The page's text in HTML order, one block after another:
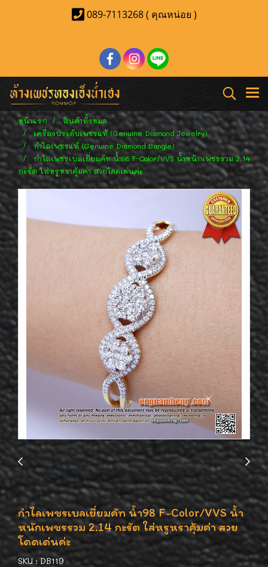
089-7113268 ( คุณหน่อย )
หน้าแรก
สินค้าทั้งหมด
เครื่องประดับเพชรแท้ (Genuine Diamond Jewelry)
กำไลเพชรแท้ (Genuine Diamond Bangle)
กำไลเพชรเบลเยี่ยมคัท น้ำ98 F-Color/VVS น้ำหนักเพชรรวม 2.14
กะรัต ใส่หรูหราคุ้มค่า สวยโดดเด่นค่ะ
กำไลเพชรเบลเยี่ยมคัท น้ำ98 F-Color/VVS น้ำ
หนักเพชรรวม 2.14 กะรัต ใส่หรูหราคุ้มค่า สวย
โดดเด่นค่ะ
SKU : DB119